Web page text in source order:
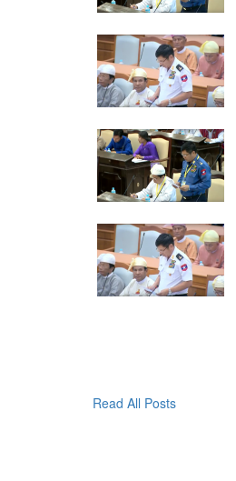
Read All Posts